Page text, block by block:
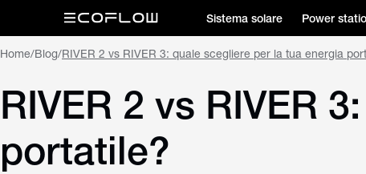
Sistema solare Power
Home/Blog/RIVER 2 vs RIVER 3: quale scegliere per la tua energia
RIVER 2 vs RIVER
portatile?